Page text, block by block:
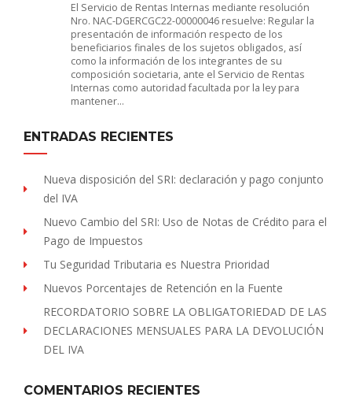
El Servicio de Rentas Internas mediante resolución
Nro. NAC-DGERCGC22-00000046 resuelve: Regular la
presentación de información respecto de los
beneficiarios finales de los sujetos obligados, así
como la información de los integrantes de su
composición societaria, ante el Servicio de Rentas
Internas como autoridad facultada por la ley para
mantener…
ENTRADAS RECIENTES
Nueva disposición del SRI: declaración y pago conjunto
del IVA
Nuevo Cambio del SRI: Uso de Notas de Crédito para el
Pago de Impuestos
Tu Seguridad Tributaria es Nuestra Prioridad
Nuevos Porcentajes de Retención en la Fuente
RECORDATORIO SOBRE LA OBLIGATORIEDAD DE LAS
DECLARACIONES MENSUALES PARA LA DEVOLUCIÓN
DEL IVA
COMENTARIOS RECIENTES